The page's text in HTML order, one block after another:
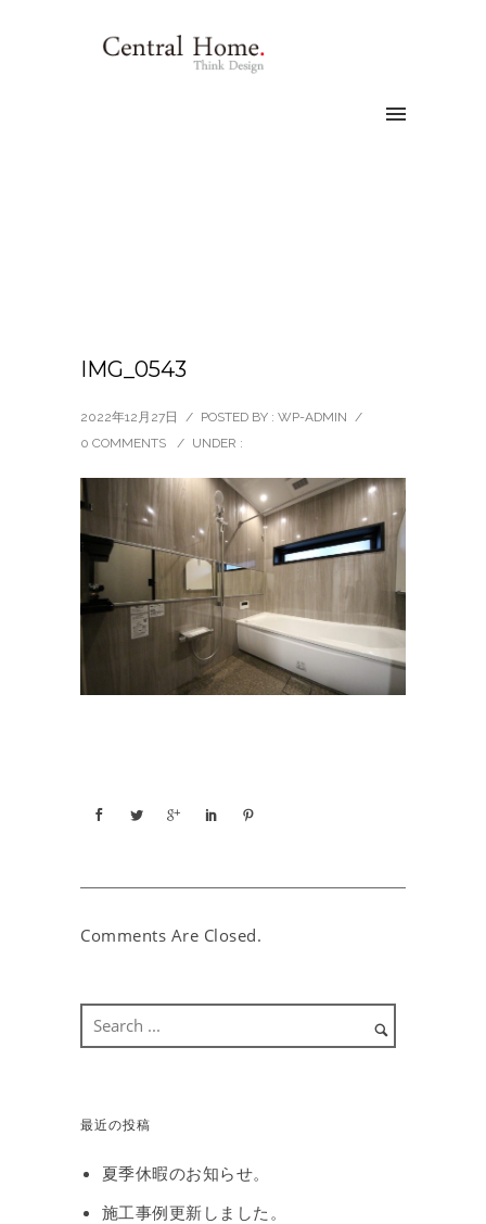
IMG_0543
2022年12月27日 / POSTED BY : WP-ADMIN /
0 COMMENTS
/ UNDER :
Comments Are Closed.
最近の投稿
夏季休暇のお知らせ。
施工事例更新しました。